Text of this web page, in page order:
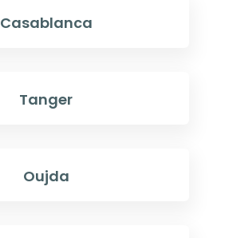
Casablanca
Tanger
Oujda